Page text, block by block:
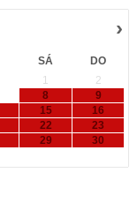
›
SÁ
DO
1
2
8
9
15
16
22
23
29
30